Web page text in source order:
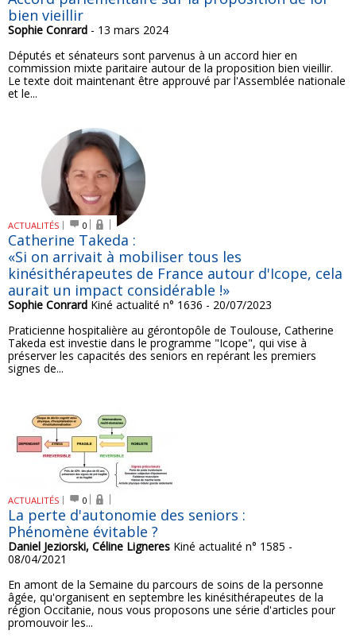
bien vieillir
Sophie Conrard - 13 mars 2024
Députés et sénateurs sont parvenus à un accord hier en
commission mixte paritaire autour de la proposition bien vieillir.
Le texte doit maintenant être approuvé par l'Assemblée nationale
et le...
ACTUALITÉS 0
Catherine Takeda :
«Si on arrivait à mobiliser tous les
kinésithérapeutes de France autour d'Icope, cela
aurait un impact considérable !»
Sophie Conrard Kiné actualité n° 1636 - 20/07/2023
Praticienne hospitalière au gérontopôle de Toulouse, Catherine
Takeda est investie dans le programme "Icope", qui vise à
préserver les capacités des seniors en repérant les premiers
signes de...
ACTUALITÉS 0
La perte d'autonomie des seniors :
Phénomène évitable ?
Daniel Jeziorski, Céline Ligneres Kiné actualité n° 1585 -
08/04/2021
En amont de la Semaine du parcours de soins de la personne
âgée, qu'organisent en septembre les kinésithérapeutes de la
région Occitanie, nous vous proposons une série d'articles pour
promouvoir les...